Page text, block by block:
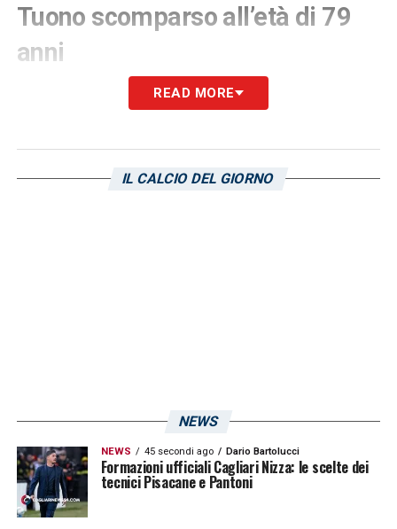
Tuono scomparso all’età di 79
anni
All’età di 79 anni si è spenta la grande stella
venne ribattezzato da Gianni Brera dopo una
gara contro l’Inter. Ecco chi era la leggenda
READ MORE
IL CALCIO DEL GIORNO
NEWS
NEWS 45 secondi ago Dario Bartolucci
Formazioni ufficiali Cagliari Nizza: le scelte dei
tecnici Pisacane e Pantoni